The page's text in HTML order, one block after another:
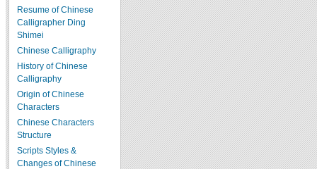
Resume of Chinese
Calligrapher Ding
Shimei
Chinese Calligraphy
History of Chinese
Calligraphy
Origin of Chinese
Characters
Chinese Characters
Structure
Scripts Styles &
Changes of Chinese